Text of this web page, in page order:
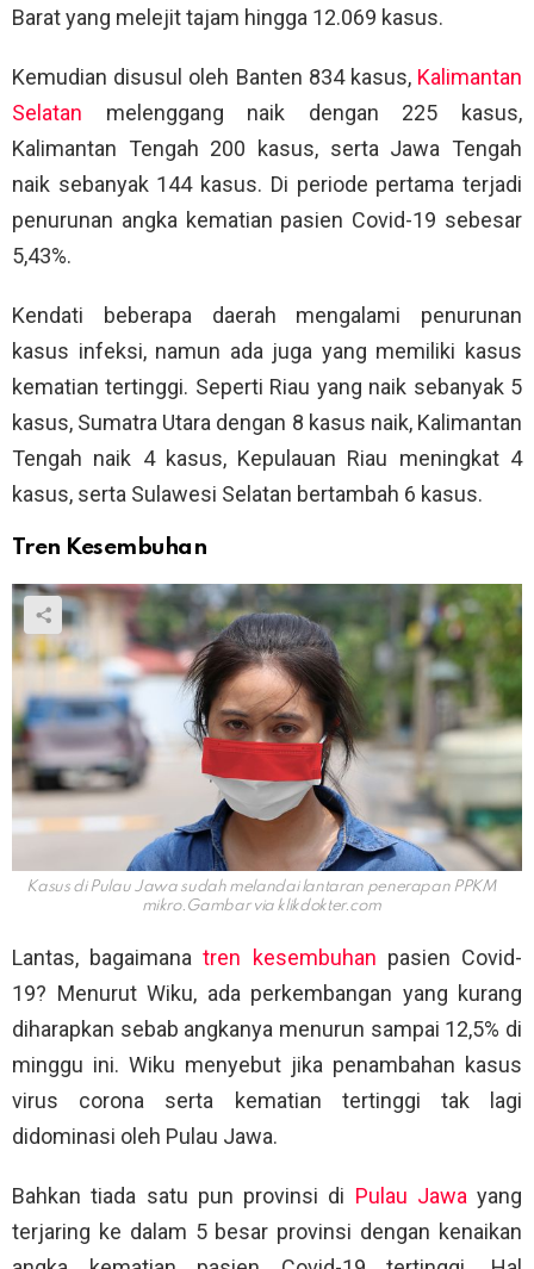
Barat yang melejit tajam hingga 12.069 kasus.
Kemudian disusul oleh Banten 834 kasus, Kalimantan
Selatan melenggang naik dengan 225 kasus,
Kalimantan Tengah 200 kasus, serta Jawa Tengah
naik sebanyak 144 kasus. Di periode pertama terjadi
penurunan angka kematian pasien Covid-19 sebesar
5,43%.
Kendati beberapa daerah mengalami penurunan
kasus infeksi, namun ada juga yang memiliki kasus
kematian tertinggi. Seperti Riau yang naik sebanyak 5
kasus, Sumatra Utara dengan 8 kasus naik, Kalimantan
Tengah naik 4 kasus, Kepulauan Riau meningkat 4
kasus, serta Sulawesi Selatan bertambah 6 kasus.
Tren Kesembuhan
Kasus di Pulau Jawa sudah melandai lantaran penerapan PPKM
mikro.Gambar via klikdokter.com
Lantas, bagaimanatren kesembuhan pasien Covid-
19? Menurut Wiku, ada perkembangan yang kurang
diharapkan sebab angkanya menurun sampai 12,5% di
minggu ini. Wiku menyebut jika penambahan kasus
virus corona serta kematian tertinggi tak lagi
didominasi oleh Pulau Jawa.
Bahkan tiada satu pun provinsi di Pulau Jawayang
terjaring ke dalam 5 besar provinsi dengan kenaikan